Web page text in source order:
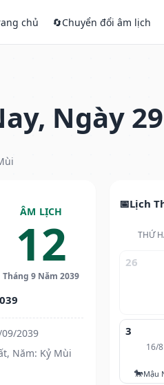
chủ 🔄Chuyển đổi âm lịch
Ngày
ÂM LỊCH
12
Tháng 9 Năm 2039
2039
Năm: Kỷ Mùi
Lịch
THỨ
26
3
16/8
🐎Mậu